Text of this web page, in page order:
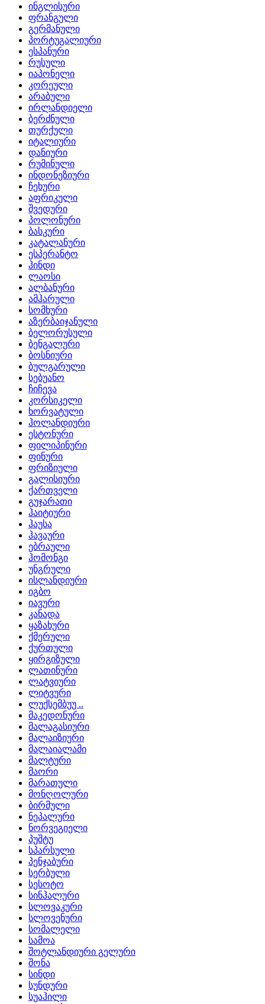
ინგლისური
ფრანგული
გერმანული
პორტუგალიური
ესპანური
რუსული
იაპონელი
კორეული
არაბული
ირლანდიელი
ბერძნული
თურქული
იტალიური
დანიური
რუმინული
ინდონეზიური
ჩეხური
აფრიკული
შვედური
პოლონური
ბასკური
კატალანური
ესპერანტო
ჰინდი
ლაოსი
ალბანური
ამჰარული
სომხური
აზერბაიჯანული
ბელორუსული
ბენგალური
ბოსნიური
ბულგარული
სებუანო
ჩიჩევა
კორსიკელი
ხორვატული
ჰოლანდიური
ესტონური
ფილიპინური
ფინური
ფრიზიული
გალისიური
ქართველი
გუჯარათი
ჰაიტიური
ჰაუსა
ჰავაური
ებრაული
ჰომონგი
უნგრული
ისლანდიური
იგბო
იავური
კანადა
ყაზახური
ქმერული
ქურთული
ყირგიზული
ლათინური
ლატვიური
ლიტვური
ლუქსემბუუ ..
მაკედონური
მალაგასიური
მალაიზიური
მალაიალამი
მალტური
მაორი
მარათული
მონღოლური
ბირმული
ნეპალური
ნორვეგიელი
პუშტუ
სპარსული
პენჯაბური
სერბული
სესოტო
სინჰალური
სლოვაკური
სლოვენური
სომალელი
სამოა
შოტლანდიური გელური
შონა
სინდი
სუნდური
სუაჰილი